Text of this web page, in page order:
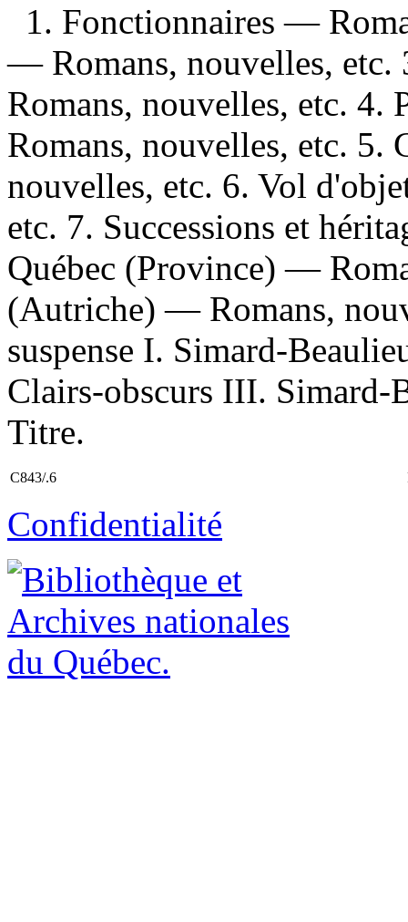
1. Fonctionnaires —
— Romans, nouvelles,
Romans, nouvelles, etc. 4.
Romans, nouvelles, etc.
nouvelles, etc. 6. Vol
etc. 7. Successions et
Québec (Province) —
(Autriche) — Romans,
suspense I. Simard-
Clairs-obscurs III. Simard-
Titre.
C843/.6
Confidentialité